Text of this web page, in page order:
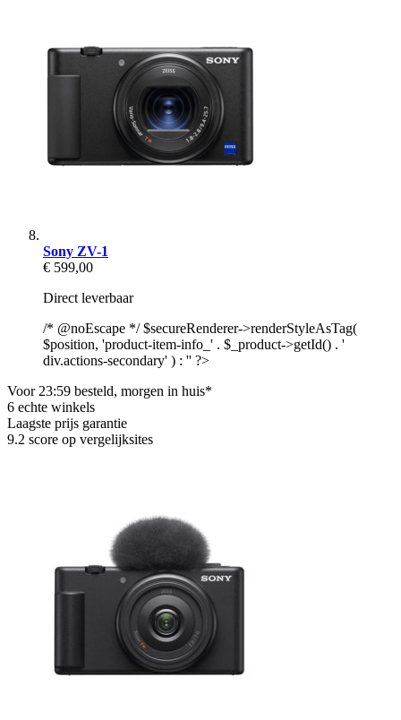
Sony ZV-1
€ 599,00
Direct leverbaar
/* @noEscape */ $secureRenderer->renderStyleAsTag(
$position, 'product-item-info_' . $_product->getId() . '
div.actions-secondary' ) : '' ?>
Voor 23:59 besteld, morgen in huis*
6 echte winkels
Laagste prijs garantie
9.2 score op vergelijksites